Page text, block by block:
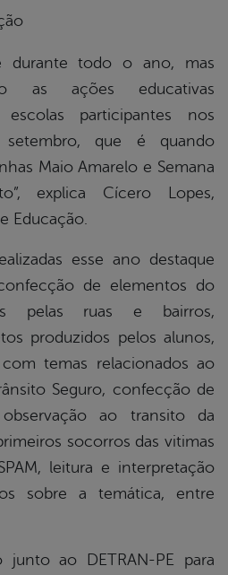
durante todo o ano, mas
as ações educativas
escolas participantes nos
que é quando
Maio Amarelo e Semana
explica Cícero Lopes,
Educação.
esse ano destaque
de elementos do
pelas ruas e bairros,
produzidos pelos alunos,
temas relacionados ao
Seguro, confecção de
ao transito da
socorros das vitimas
leitura e interpretação
sobre a temática, entre
junto ao DETRAN-PE para